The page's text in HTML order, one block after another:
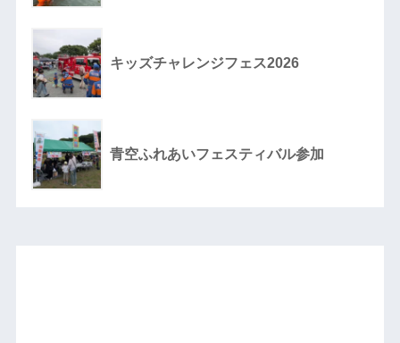
キッズチャレンジフェス2026
青空ふれあいフェスティバル参加